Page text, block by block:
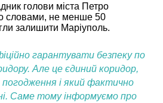
голови міста Петро
словами, не менше 50
залишити Маріуполь.
гарантувати безпеку по
Але це єдиний коридор,
погодження і який фактично
Саме тому інформуємо про